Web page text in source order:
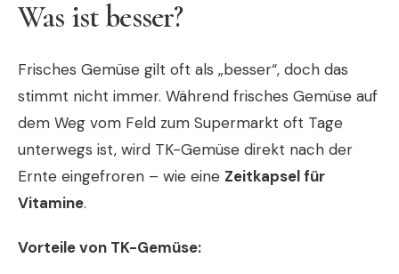
Was ist besser?
Frisches Gemüse gilt oft als „besser“, doch das
stimmt nicht immer. Während frisches Gemüse auf
dem Weg vom Feld zum Supermarkt oft Tage
unterwegs ist, wird TK-Gemüse direkt nach der
Ernte eingefroren – wie eine Zeitkapsel für
Vitamine.
Vorteile von TK-Gemüse: